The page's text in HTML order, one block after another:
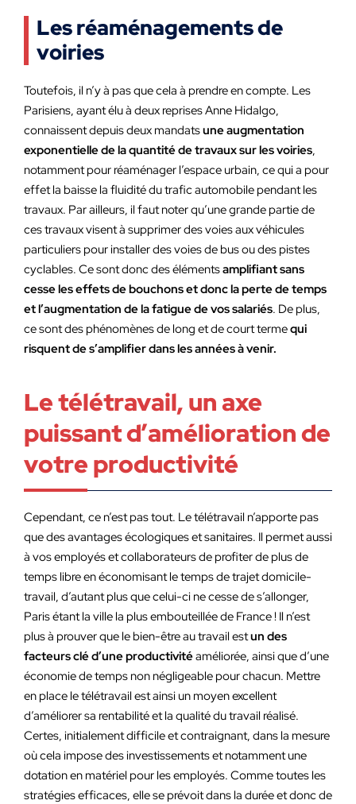
Les réaménagements de
voiries
Toutefois, il n’y à pas que cela à prendre en compte. Les
Parisiens, ayant élu à deux reprises Anne Hidalgo,
connaissent depuis deux mandatsune augmentation
exponentielle de la quantité de travaux sur les voiries,
notamment pour réaménager l’espace urbain, ce qui a pour
effet la baisse la fluidité du trafic automobile pendant les
travaux. Par ailleurs, il faut noter qu’une grande partie de
ces travaux visent à supprimer des voies aux véhicules
particuliers pour installer des voies de bus ou des pistes
cyclables. Ce sont donc des élémentsamplifiant sans
cesse les effets de bouchons et donc la perte de temps
et l’augmentation de la fatigue de vos salariés. De plus,
ce sont des phénomènes de long et de court termequi
risquent de s’amplifier dans les années à venir.
Le télétravail, un axe
puissant d’amélioration de
votre productivité
Cependant, ce n’est pas tout. Le télétravail n’apporte pas
que des avantages écologiques et sanitaires. Il permet aussi
à vos employés et collaborateurs de profiter de plus de
temps libre en économisant le temps de trajet domicile-
travail, d’autant plus que celui-ci ne cesse de s’allonger,
Paris étant la ville la plus embouteillée de France ! Il n’est
plus à prouver que le bien-être au travail estun des
facteurs clé d’une productivitéaméliorée, ainsi que d’une
économie de temps non négligeable pour chacun. Mettre
en place le télétravail est ainsi un moyen excellent
d’améliorer sa rentabilité et la qualité du travail réalisé.
Certes, initialement difficile et contraignant, dans la mesure
où cela impose des investissements et notamment une
dotation en matériel pour les employés. Comme toutes les
stratégies efficaces, elle se prévoit dans la durée et donc de